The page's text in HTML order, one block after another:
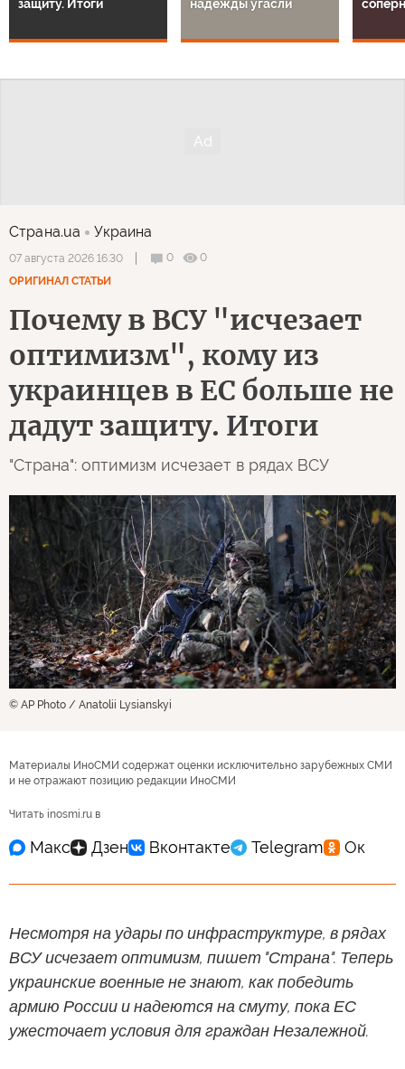
защиту. Итоги надежды угасли
Страна.ua Украина
07 августа 2026 16:30 0
0
ОРИГИНАЛ СТАТЬИ
Почему в ВСУ "исчезает
оптимизм", кому из
украинцев в ЕС больше не
дадут защиту. Итоги
"Страна": оптимизм исчезает в рядах ВСУ
© AP Photo / Anatolii Lysianskyi
Материалы ИноСМИ содержат оценки исключительно зарубежных СМИ
и не отражают позицию редакции ИноСМИ
Читать inosmi.ru в
Несмотря на удары по инфраструктуре, в рядах
ВСУ исчезает оптимизм, пишет "Страна". Теперь
украинские военные не знают, как победить
армию России и надеются на смуту, пока ЕС
ужесточает условия для граждан Незалежной.